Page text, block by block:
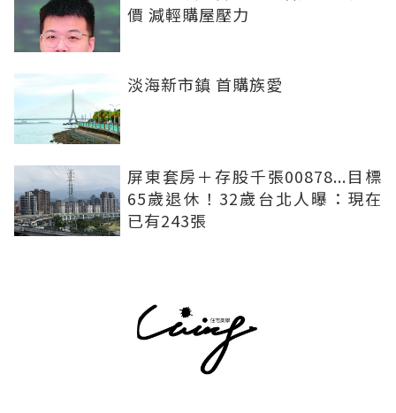
價 減輕購屋壓力
淡海新市鎮 首購族愛
屏東套房＋存股千張00878...目標
65歲退休！32歲台北人曝：現在
已有243張